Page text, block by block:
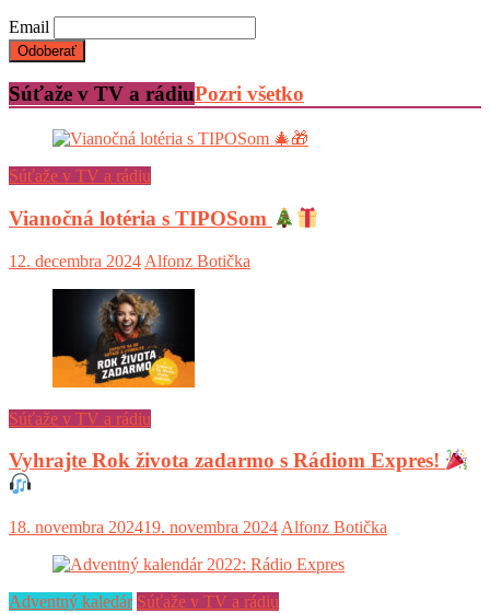
Email
Súťaže v TV a rádiuPozri všetko
Súťaže v TV a rádiu
Vianočná lotéria s TIPOSom
12. decembra 2024 Alfonz Botička
Súťaže v TV a rádiu
Vyhrajte Rok života zadarmo s Rádiom Expres!
18. novembra 202419. novembra 2024 Alfonz Botička
Adventný kaledár Súťaže v TV a rádiu